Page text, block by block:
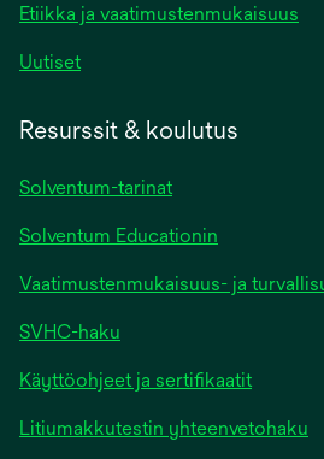
Etiikka ja vaatimustenmukaisuus
Uutiset
Resurssit & koulutus
Solventum-tarinat
Solventum Educationin
Vaatimustenmukaisuus- ja
SVHC-haku
Käyttöohjeet ja sertifikaatit
Litiumakkutestin yhteenvetohaku